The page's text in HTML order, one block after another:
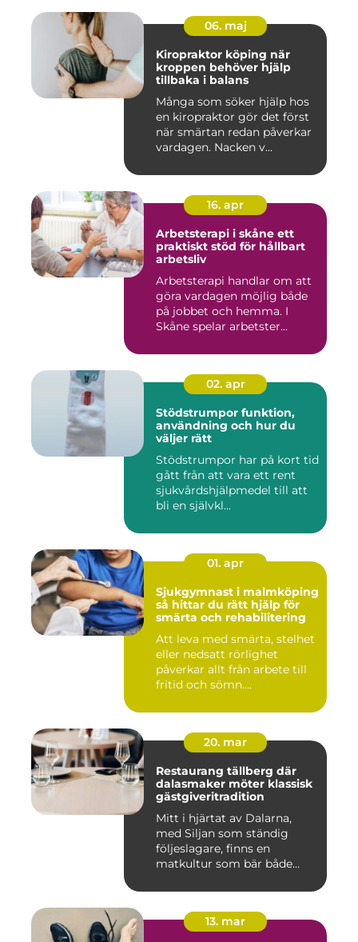
06. maj
Kiropraktor köping när
kroppen behöver hjälp
tillbaka i balans
Många som söker hjälp hos
en kiropraktor gör det först
när smärtan redan påverkar
vardagen. Nacken v...
16. apr
Arbetsterapi i skåne ett
praktiskt stöd för hållbart
arbetsliv
Arbetsterapi handlar om att
göra vardagen möjlig både
på jobbet och hemma. I
Skåne spelar arbetster...
02. apr
Stödstrumpor funktion,
användning och hur du
väljer rätt
Stödstrumpor har på kort tid
gått från att vara ett rent
sjukvårdshjälpmedel till att
bli en självkl...
01. apr
Sjukgymnast i malmköping
så hittar du rätt hjälp för
smärta och rehabilitering
Att leva med smärta, stelhet
eller nedsatt rörlighet
påverkar allt från arbete till
fritid och sömn....
20. mar
Restaurang tällberg där
dalasmaker möter klassisk
gästgiveritradition
Mitt i hjärtat av Dalarna,
med Siljan som ständig
följeslagare, finns en
matkultur som bär både
13. mar